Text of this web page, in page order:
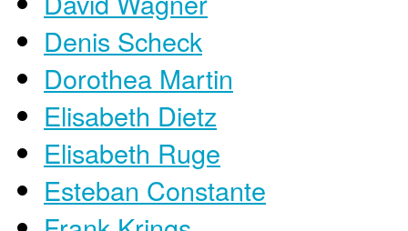
Denis Scheck
Dorothea Martin
Elisabeth Dietz
Elisabeth Ruge
Esteban Constante